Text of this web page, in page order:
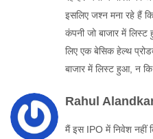
इसलिए जश्न मना रहे हैं
कंपनी जो बाजार में
लिए एक बेसिक हेल्थ
बाजार में लिस्ट हुआ, न
Rahul
मैं इस IPO में निवेश नहीं